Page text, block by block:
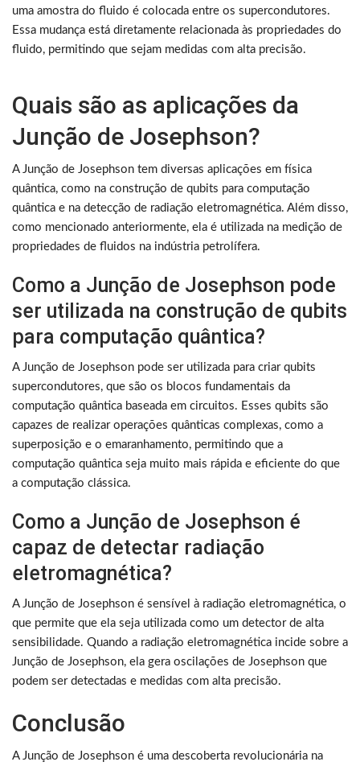
uma amostra do fluido é colocada entre os supercondutores.
Essa mudança está diretamente relacionada às propriedades do
fluido, permitindo que sejam medidas com alta precisão.
Quais são as aplicações da
Junção de Josephson?
A Junção de Josephson tem diversas aplicações em física
quântica, como na construção de qubits para computação
quântica e na detecção de radiação eletromagnética. Além disso,
como mencionado anteriormente, ela é utilizada na medição de
propriedades de fluidos na indústria petrolífera.
Como a Junção de Josephson pode
ser utilizada na construção de qubits
para computação quântica?
A Junção de Josephson pode ser utilizada para criar qubits
supercondutores, que são os blocos fundamentais da
computação quântica baseada em circuitos. Esses qubits são
capazes de realizar operações quânticas complexas, como a
superposição e o emaranhamento, permitindo que a
computação quântica seja muito mais rápida e eficiente do que
a computação clássica.
Como a Junção de Josephson é
capaz de detectar radiação
eletromagnética?
A Junção de Josephson é sensível à radiação eletromagnética, o
que permite que ela seja utilizada como um detector de alta
sensibilidade. Quando a radiação eletromagnética incide sobre a
Junção de Josephson, ela gera oscilações de Josephson que
podem ser detectadas e medidas com alta precisão.
Conclusão
A Junção de Josephson é uma descoberta revolucionária na